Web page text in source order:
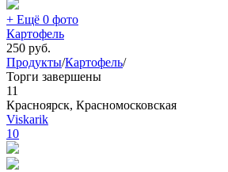
+ Ещё 0 фото
Картофель
250 руб.
Продукты/Картофель/
Торги завершены
11
Красноярск, Красномосковская
Viskarik
10